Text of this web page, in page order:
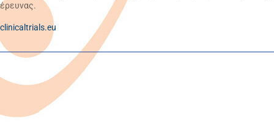
έρευνας.
clinicaltrials.eu